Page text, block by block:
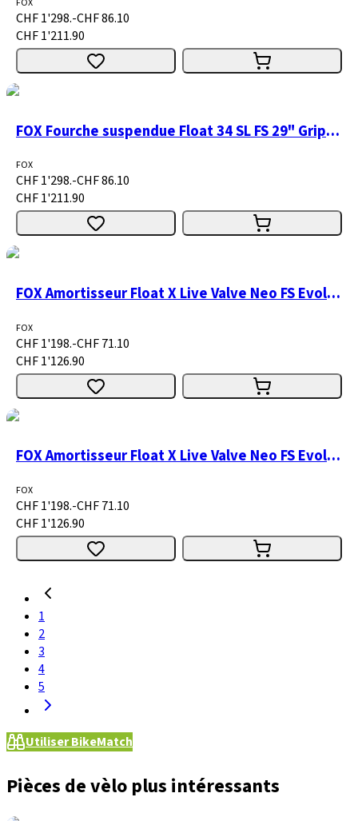
CHF 1'298.-CHF 86.10
CHF 1'211.90
FOX Fourche suspendue Float 34 SL FS 29" GripSL 3P-Adj 1
FOX
CHF 1'298.-CHF 86.10
CHF 1'211.90
FOX Amortisseur Float X Live Valve Neo FS Evol LV
FOX
CHF 1'198.-CHF 71.10
CHF 1'126.90
FOX Amortisseur Float X Live Valve Neo FS Evol LV
FOX
CHF 1'198.-CHF 71.10
CHF 1'126.90
1
2
3
4
5
Utiliser BikeMatch
Pièces de vèlo plus intéressants